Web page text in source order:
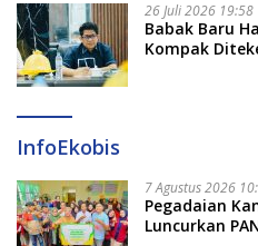
26 Juli 2026 19:58
​Babak Baru
Kompak
InfoEkobis
7 Agustus 2026
Pegadaian
Luncurkan